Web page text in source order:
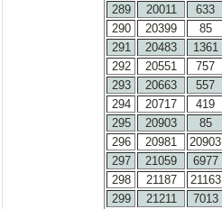
289
20011 633
290
20399 85
291
20483 1361
292
20551 757
293
20663 557
294
20717 419
295
20903 85
296
20981 20903
297
21059 6977
298
21187 21163
299
21211 7013